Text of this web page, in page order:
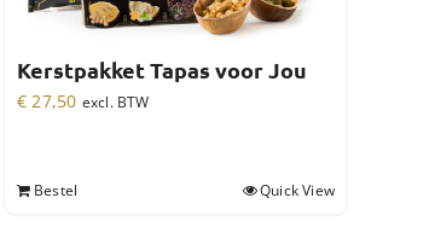
Kerstpakket Tapas voor Jou
€ 27,50 excl. BTW
Bestel Quick View